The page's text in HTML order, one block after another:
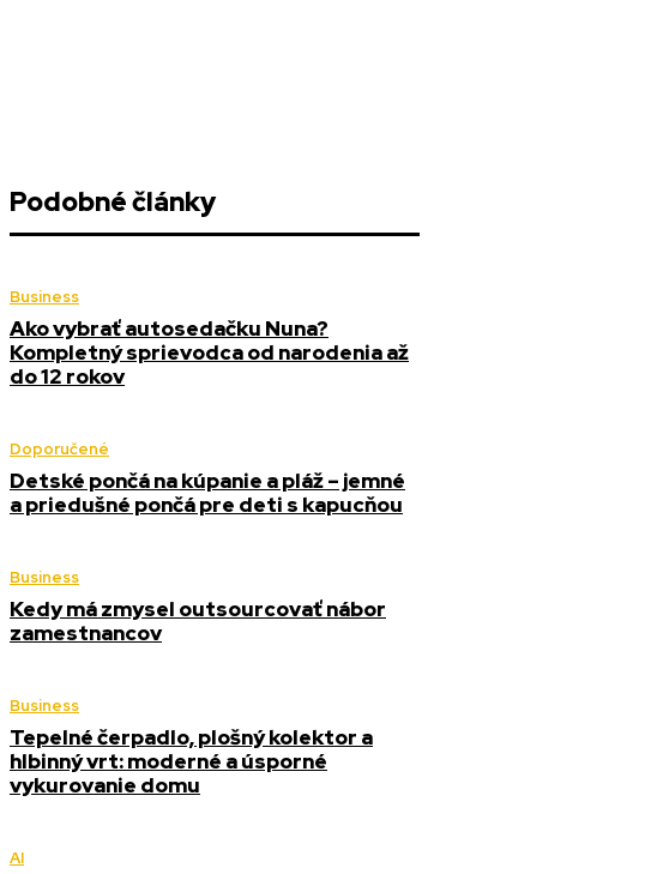
Podobné články
Business
Ako vybrať autosedačku Nuna?
Kompletný sprievodca od narodenia až
do 12 rokov
Doporučené
Detské pončá na kúpanie a pláž – jemné
a priedušné pončá pre deti s kapucňou
Business
Kedy má zmysel outsourcovať nábor
zamestnancov
Business
Tepelné čerpadlo, plošný kolektor a
hlbinný vrt: moderné a úsporné
vykurovanie domu
AI